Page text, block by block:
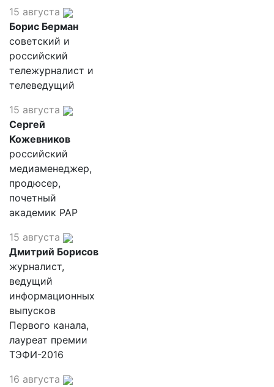
15 августа
Борис Берман
советский и
российский
тележурналист и
телеведущий
15 августа
Сергей
Кожевников
российский
медиаменеджер,
продюсер,
почетный
академик РАР
15 августа
Дмитрий Борисов
журналист,
ведущий
информационных
выпусков
Первого канала,
лауреат премии
ТЭФИ-2016
16 августа